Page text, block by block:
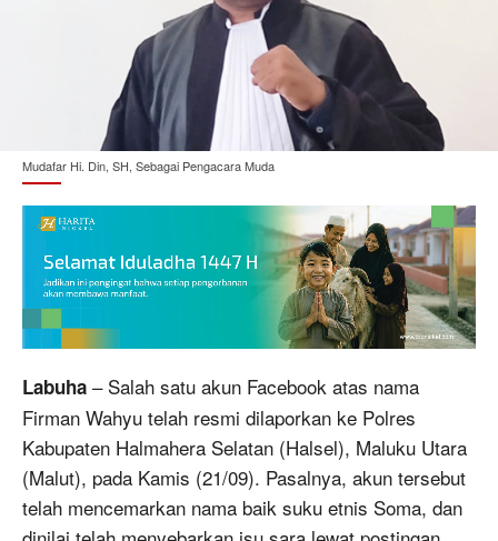
Mudafar Hi. Din, SH, Sebagai Pengacara Muda
Labuha – Salah satu akun Facebook atas nama
Firman Wahyu telah resmi dilaporkan ke Polres
Kabupaten Halmahera Selatan (Halsel), Maluku Utara
(Malut), pada Kamis (21/09). Pasalnya, akun tersebut
telah mencemarkan nama baik suku etnis Soma, dan